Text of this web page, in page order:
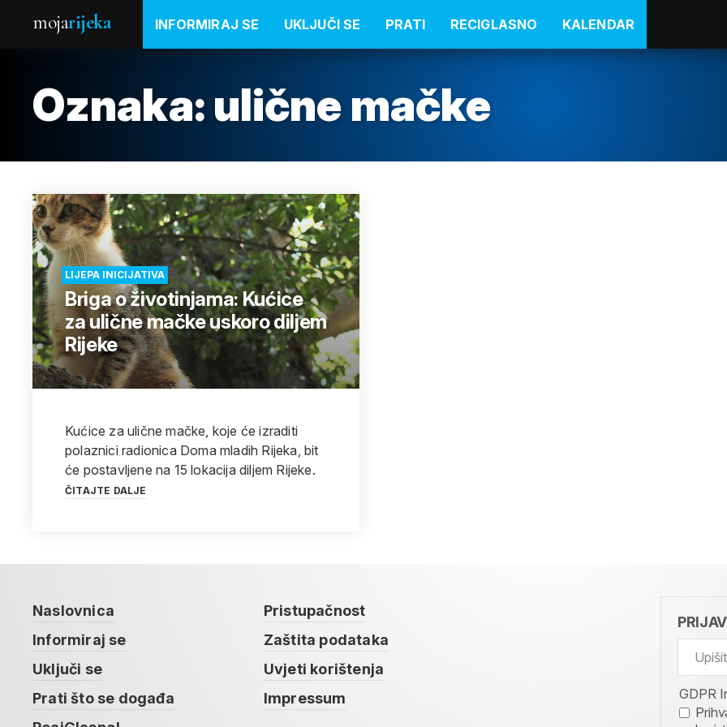
mojarijeka INFORMIRAJ SE UKLJUČI SE PRATI RECIGLASNO KALENDAR
Oznaka: ulične mačke
LIJEPA INICIJATIVA
Briga o životinjama: Kućice
za ulične mačke uskoro diljem
Rijeke
Kućice za ulične mačke, koje će izraditi
polaznici radionica Doma mladih Rijeka, bit
će postavljene na 15 lokacija diljem Rijeke.
ČITAJTE DALJE
Naslovnica
Informiraj se
Uključi se
Prati što se događa
Pristupačnost
Zaštita podataka
Uvjeti korištenja
Impressum
GDPR